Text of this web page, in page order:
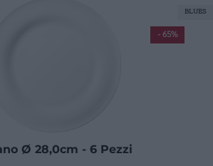
Ø 28,0cm - 6 Pezzi
- 65%
BLUES